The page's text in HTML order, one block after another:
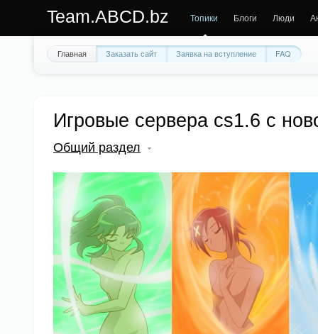
Team.ABCD.bz Топики Блоги Люди
Главная Заказать сайт Заявка на вступление FAQ
Игровые сервера cs1.6 с
Общий раздел